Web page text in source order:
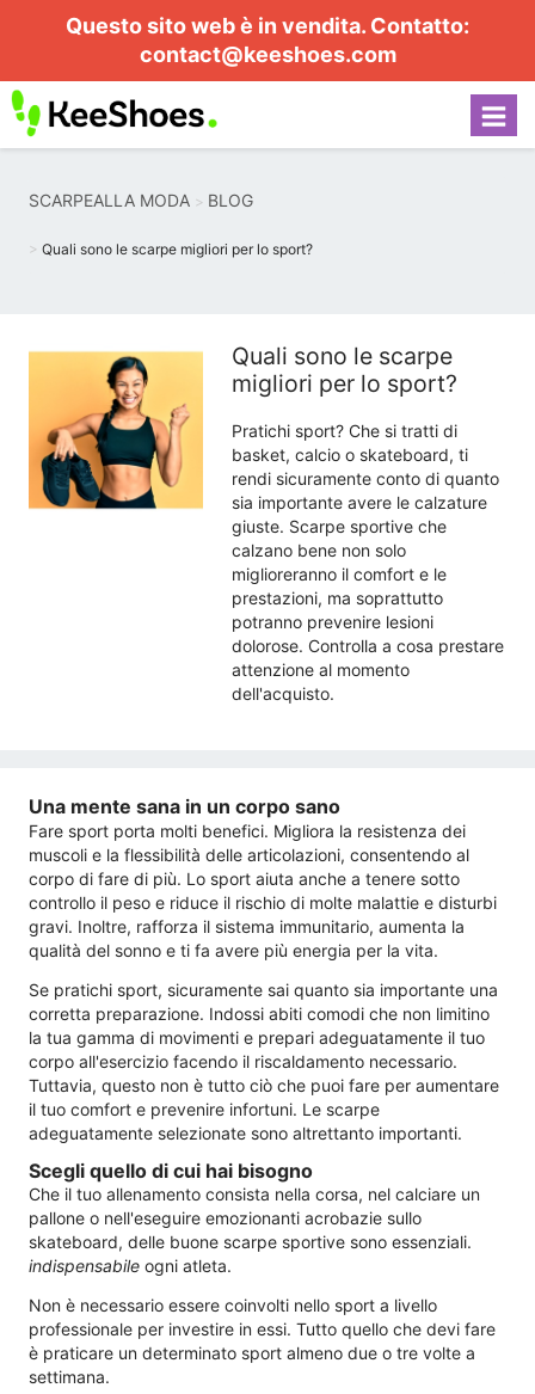
Questo sito web è in vendita. Contatto:
contact@keeshoes.com
SCARPEALLA MODA BLOG
Quali sono le scarpe migliori per lo sport?
Quali sono le scarpe
migliori per lo sport?
Pratichi sport? Che si tratti di
basket, calcio o skateboard, ti
rendi sicuramente conto di quanto
sia importante avere le calzature
giuste. Scarpe sportive che
calzano bene non solo
miglioreranno il comfort e le
prestazioni, ma soprattutto
potranno prevenire lesioni
dolorose. Controlla a cosa prestare
attenzione al momento
dell'acquisto.
Una mente sana in un corpo sano
Fare sport porta molti benefici. Migliora la resistenza dei
muscoli e la flessibilità delle articolazioni, consentendo al
corpo di fare di più. Lo sport aiuta anche a tenere sotto
controllo il peso e riduce il rischio di molte malattie e disturbi
gravi. Inoltre, rafforza il sistema immunitario, aumenta la
qualità del sonno e ti fa avere più energia per la vita.
Se pratichi sport, sicuramente sai quanto sia importante una
corretta preparazione. Indossi abiti comodi che non limitino
la tua gamma di movimenti e prepari adeguatamente il tuo
corpo all'esercizio facendo il riscaldamento necessario.
Tuttavia, questo non è tutto ciò che puoi fare per aumentare
il tuo comfort e prevenire infortuni. Le scarpe
adeguatamente selezionate sono altrettanto importanti.
Scegli quello di cui hai bisogno
Che il tuo allenamento consista nella corsa, nel calciare un
pallone o nell'eseguire emozionanti acrobazie sullo
skateboard, delle buone scarpe sportive sono essenziali.
indispensabile ogni atleta.
Non è necessario essere coinvolti nello sport a livello
professionale per investire in essi. Tutto quello che devi fare
è praticare un determinato sport almeno due o tre volte a
settimana.